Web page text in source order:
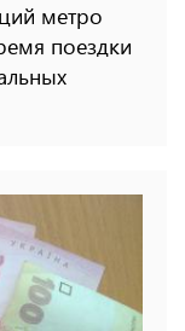
метро
поездки